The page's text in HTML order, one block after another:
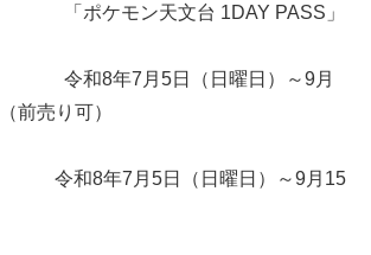
ケモン天文台 1DAY PASS」
和8年7月5日（日曜日）～9月
前売り可）
和8年7月5日（日曜日）～9月15